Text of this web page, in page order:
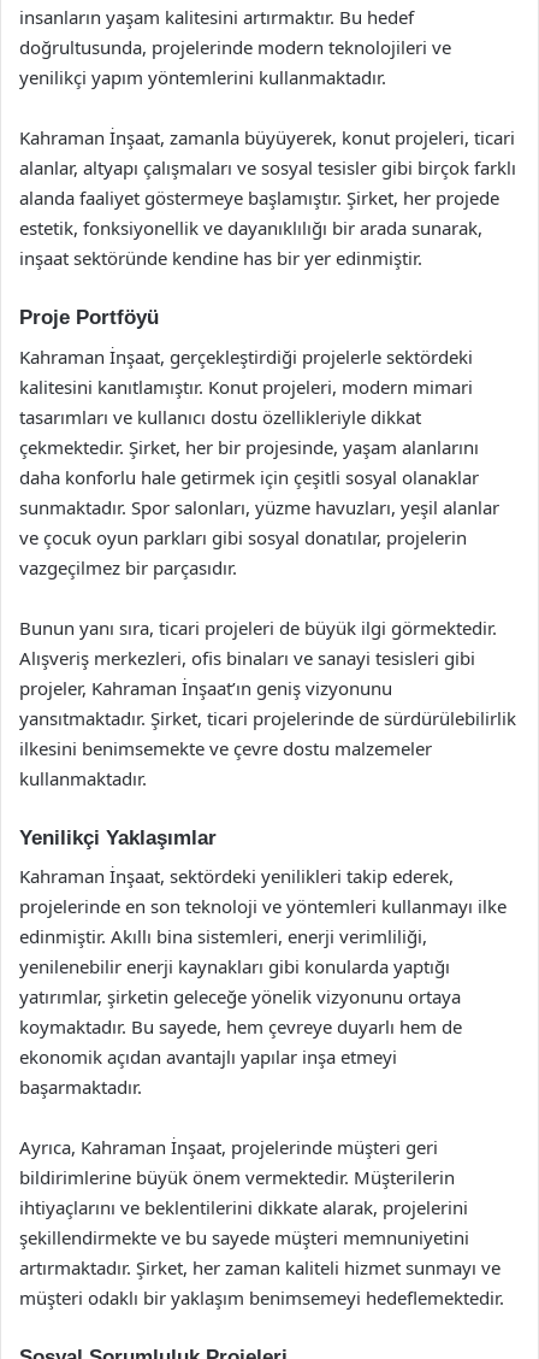
insanların yaşam kalitesini artırmaktır. Bu hedef
doğrultusunda, projelerinde modern teknolojileri ve
yenilikçi yapım yöntemlerini kullanmaktadır.
Kahraman İnşaat, zamanla büyüyerek, konut projeleri, ticari
alanlar, altyapı çalışmaları ve sosyal tesisler gibi birçok farklı
alanda faaliyet göstermeye başlamıştır. Şirket, her projede
estetik, fonksiyonellik ve dayanıklılığı bir arada sunarak,
inşaat sektöründe kendine has bir yer edinmiştir.
Proje Portföyü
Kahraman İnşaat, gerçekleştirdiği projelerle sektördeki
kalitesini kanıtlamıştır. Konut projeleri, modern mimari
tasarımları ve kullanıcı dostu özellikleriyle dikkat
çekmektedir. Şirket, her bir projesinde, yaşam alanlarını
daha konforlu hale getirmek için çeşitli sosyal olanaklar
sunmaktadır. Spor salonları, yüzme havuzları, yeşil alanlar
ve çocuk oyun parkları gibi sosyal donatılar, projelerin
vazgeçilmez bir parçasıdır.
Bunun yanı sıra, ticari projeleri de büyük ilgi görmektedir.
Alışveriş merkezleri, ofis binaları ve sanayi tesisleri gibi
projeler, Kahraman İnşaat’ın geniş vizyonunu
yansıtmaktadır. Şirket, ticari projelerinde de sürdürülebilirlik
ilkesini benimsemekte ve çevre dostu malzemeler
kullanmaktadır.
Yenilikçi Yaklaşımlar
Kahraman İnşaat, sektördeki yenilikleri takip ederek,
projelerinde en son teknoloji ve yöntemleri kullanmayı ilke
edinmiştir. Akıllı bina sistemleri, enerji verimliliği,
yenilenebilir enerji kaynakları gibi konularda yaptığı
yatırımlar, şirketin geleceğe yönelik vizyonunu ortaya
koymaktadır. Bu sayede, hem çevreye duyarlı hem de
ekonomik açıdan avantajlı yapılar inşa etmeyi
başarmaktadır.
Ayrıca, Kahraman İnşaat, projelerinde müşteri geri
bildirimlerine büyük önem vermektedir. Müşterilerin
ihtiyaçlarını ve beklentilerini dikkate alarak, projelerini
şekillendirmekte ve bu sayede müşteri memnuniyetini
artırmaktadır. Şirket, her zaman kaliteli hizmet sunmayı ve
müşteri odaklı bir yaklaşım benimsemeyi hedeflemektedir.